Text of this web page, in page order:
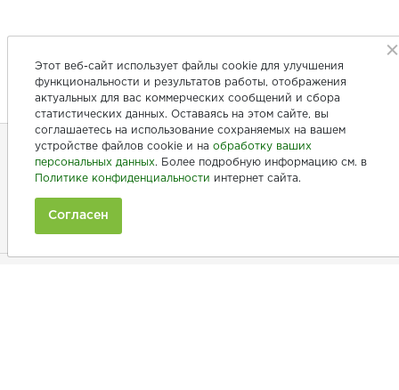
+7 (846) 275-20-10
+7 (902) 375-20-10
Этот веб-сайт использует файлы cookie для улучшения
функциональности и результатов работы, отображения
актуальных для вас коммерческих сообщений и сбора
статистических данных. Оставаясь на этом сайте, вы
соглашаетесь на использование сохраняемых на вашем
устройстве файлов cookie и на обработку ваших
персональных данных. Более подробную информацию см. в
Политике конфиденциальности интернет сайта.
Согласен